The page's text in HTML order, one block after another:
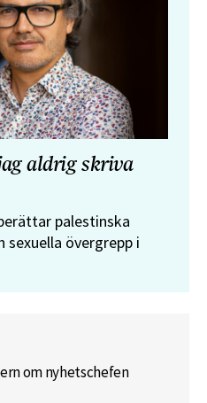
aldrig skriva
palestinska
övergrepp i
om nyhetschefen